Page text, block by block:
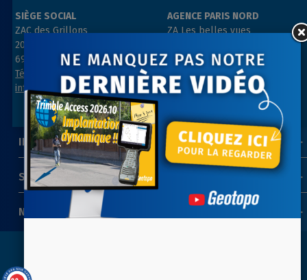
SIÈGE SOCIAL
ZAC des Grillons
208, rue de l’Ancienne Distillerie
69400 GLEIZÉ
Tél : 04 74 69 94 00
info@geotopo.fr
AGENCE PARIS NORD
ZA Les belles vues
91290 ARPAJON
Tél : 01 64 55 11 80
contact@geotopo.fr
SUIVEZ-NOUS
INFORMATIONS
NEWSLETTER